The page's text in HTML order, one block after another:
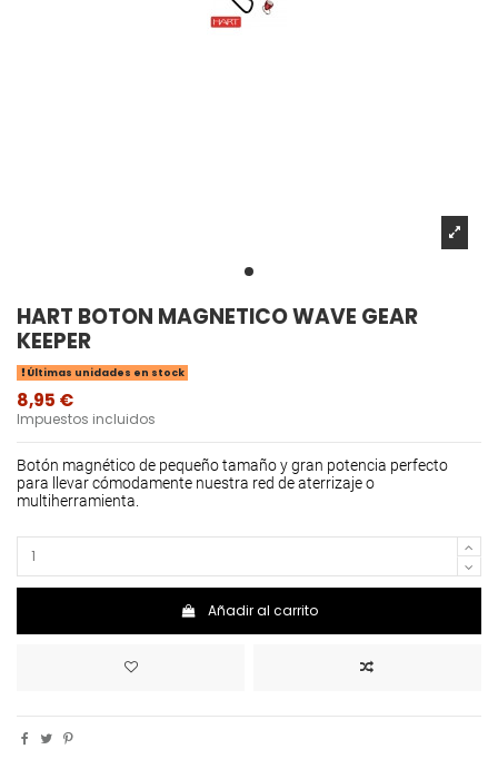
HART BOTON MAGNETICO WAVE GEAR
KEEPER
Últimas unidades en stock
8,95 €
Impuestos incluidos
Botón magnético de pequeño tamaño y gran potencia perfecto
para llevar cómodamente nuestra red de aterrizaje o
multiherramienta.
Añadir al carrito